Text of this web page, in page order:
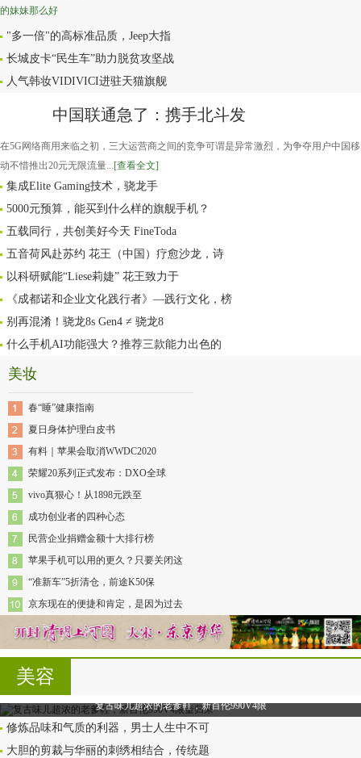
"多一倍"的高标准品质，Jeep大指
​长城皮卡“民生车”助力脱贫攻坚战
人气韩妆VIDIVICI进驻天猫旗舰
中国联通急了：携手北斗发
在5G网络商用来临之初，三大运营商之间的竞争可谓是异常激烈，为争夺用户中国移
动不惜推出20元无限流量...[查看全文]
集成Elite Gaming技术，骁龙手
5000元预算，能买到什么样的旗舰手机？
五载同行，共创美好今天 FineToda
五音荷风赴苏约 花王（中国）疗愈沙龙，诗
以科研赋能“Liese莉婕” 花王致力于
《成都诺和企业文化践行者》—践行文化，榜
别再混淆！骁龙8s Gen4 ≠ 骁龙8
什么手机AI功能强大？推荐三款能力出色的
美妆
春“睡”健康指南
夏日身体护理白皮书
有料｜苹果会取消WWDC2020
荣耀20系列正式发布：DXO全球
vivo真狠心！从1898元跌至
成功创业者的四种心态
民营企业捐赠金额十大排行榜
苹果手机可以用的更久？只要关闭这
“准新车”5折清仓，前途K50保
京东现在的便捷和肯定，是因为过去
美容
复古味儿超浓的老爹鞋，新百伦990V4限
修炼品味和气质的利器，男士人生中不可
大胆的剪裁与华丽的刺绣相结合，传统题